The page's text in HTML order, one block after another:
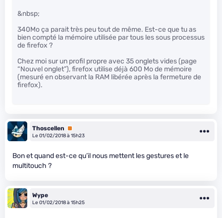
&nbsp;
340Mo ça parait très peu tout de même. Est-ce que tu as
bien compté la mémoire utilisée par tous les sous processus
de firefox ?
Chez moi sur un profil propre avec 35 onglets vides (page
“Nouvel onglet”), firefox utilise déjà 600 Mo de mémoire
(mesuré en observant la RAM libérée après la fermeture de
firefox).
Thoscellen
Premium
Le 01/02/2018 à 15h23
Bon et quand est-ce qu’il nous mettent les gestures et le
multitouch ?
Wype
Le 01/02/2018 à 15h25